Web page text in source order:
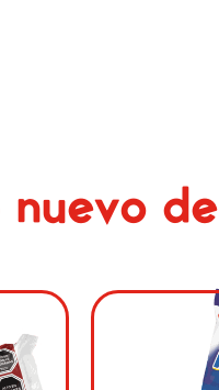
nuevo de